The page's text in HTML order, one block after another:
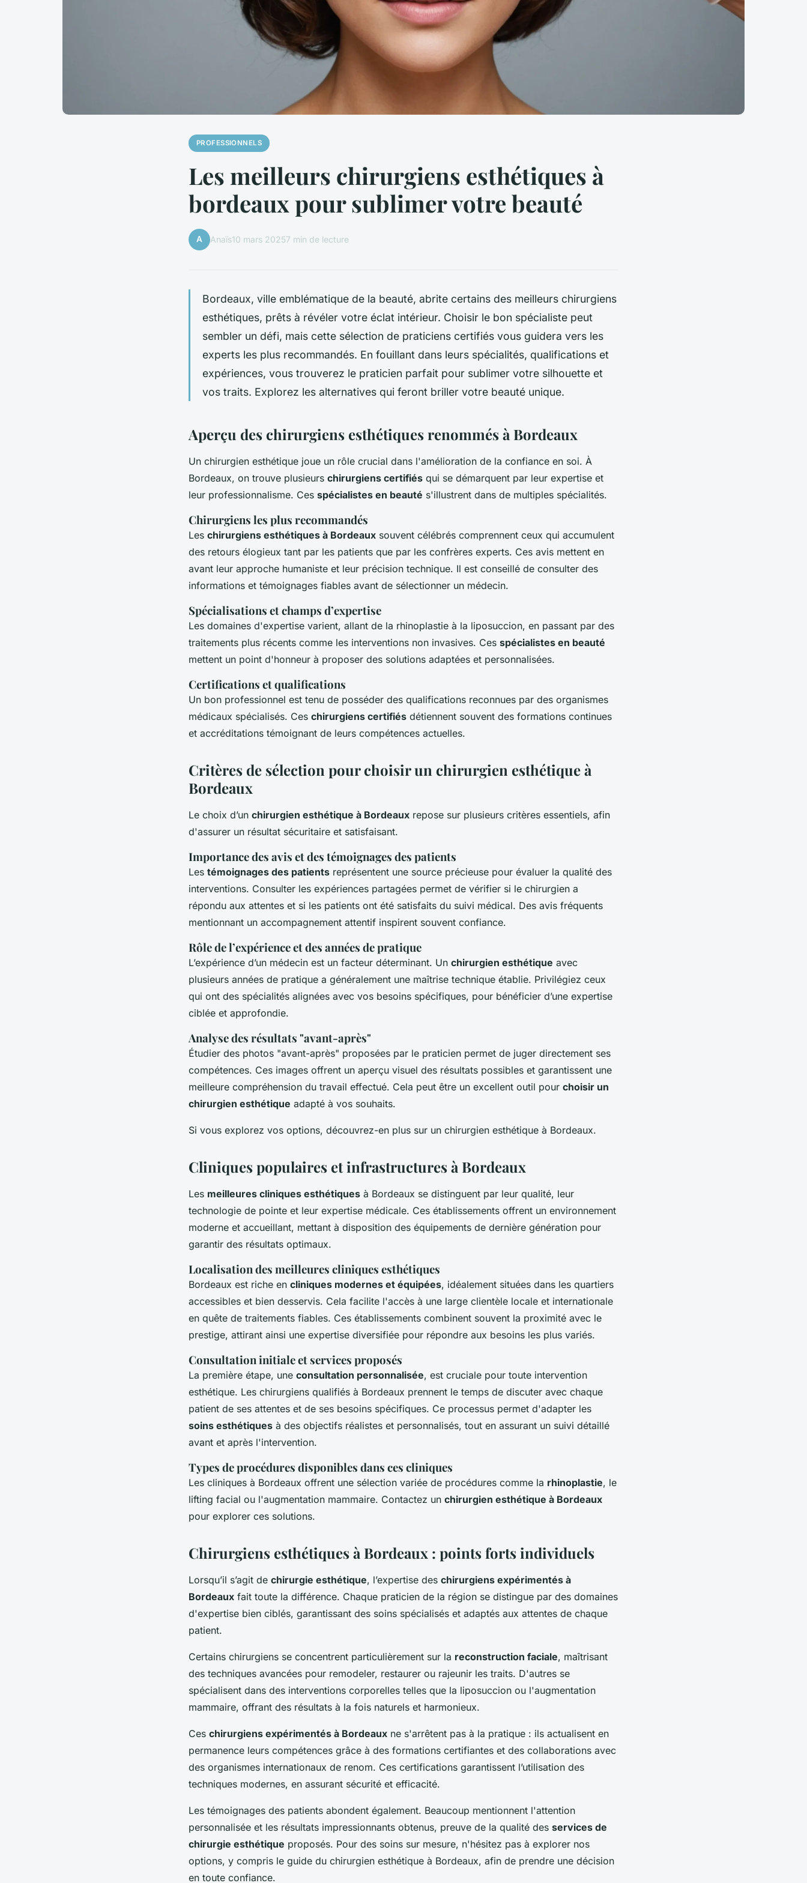
PROFESSIONNELS
Les meilleurs chirurgiens esthétiques à
bordeaux pour sublimer votre beauté
A Anaïs10 mars 20257 min de lecture
Bordeaux, ville emblématique de la beauté, abrite certains des meilleurs chirurgiens
esthétiques, prêts à révéler votre éclat intérieur. Choisir le bon spécialiste peut
sembler un défi, mais cette sélection de praticiens certifiés vous guidera vers les
experts les plus recommandés. En fouillant dans leurs spécialités, qualifications et
expériences, vous trouverez le praticien parfait pour sublimer votre silhouette et
vos traits. Explorez les alternatives qui feront briller votre beauté unique.
Aperçu des chirurgiens esthétiques renommés à Bordeaux
Un chirurgien esthétique joue un rôle crucial dans l'amélioration de la confiance en soi. À
Bordeaux, on trouve plusieurs chirurgiens certifiés qui se démarquent par leur expertise et
leur professionnalisme. Ces spécialistes en beauté s'illustrent dans de multiples spécialités.
Chirurgiens les plus recommandés
Les chirurgiens esthétiques à Bordeaux souvent célébrés comprennent ceux qui accumulent
des retours élogieux tant par les patients que par les confrères experts. Ces avis mettent en
avant leur approche humaniste et leur précision technique. Il est conseillé de consulter des
informations et témoignages fiables avant de sélectionner un médecin.
Spécialisations et champs d’expertise
Les domaines d'expertise varient, allant de la rhinoplastie à la liposuccion, en passant par des
traitements plus récents comme les interventions non invasives. Ces spécialistes en beauté
mettent un point d'honneur à proposer des solutions adaptées et personnalisées.
Certifications et qualifications
Un bon professionnel est tenu de posséder des qualifications reconnues par des organismes
médicaux spécialisés. Ces chirurgiens certifiés détiennent souvent des formations continues
et accréditations témoignant de leurs compétences actuelles.
Critères de sélection pour choisir un chirurgien esthétique à
Bordeaux
Le choix d’un chirurgien esthétique à Bordeaux repose sur plusieurs critères essentiels, afin
d'assurer un résultat sécuritaire et satisfaisant.
Importance des avis et des témoignages des patients
Les témoignages des patients représentent une source précieuse pour évaluer la qualité des
interventions. Consulter les expériences partagées permet de vérifier si le chirurgien a
répondu aux attentes et si les patients ont été satisfaits du suivi médical. Des avis fréquents
mentionnant un accompagnement attentif inspirent souvent confiance.
Rôle de l’expérience et des années de pratique
L’expérience d’un médecin est un facteur déterminant. Un chirurgien esthétique avec
plusieurs années de pratique a généralement une maîtrise technique établie. Privilégiez ceux
qui ont des spécialités alignées avec vos besoins spécifiques, pour bénéficier d’une expertise
ciblée et approfondie.
Analyse des résultats "avant-après"
Étudier des photos "avant-après" proposées par le praticien permet de juger directement ses
compétences. Ces images offrent un aperçu visuel des résultats possibles et garantissent une
meilleure compréhension du travail effectué. Cela peut être un excellent outil pour choisir un
chirurgien esthétique adapté à vos souhaits.
Si vous explorez vos options, découvrez-en plus sur un chirurgien esthétique à Bordeaux.
Cliniques populaires et infrastructures à Bordeaux
Les meilleures cliniques esthétiques à Bordeaux se distinguent par leur qualité, leur
technologie de pointe et leur expertise médicale. Ces établissements offrent un environnement
moderne et accueillant, mettant à disposition des équipements de dernière génération pour
garantir des résultats optimaux.
Localisation des meilleures cliniques esthétiques
Bordeaux est riche en cliniques modernes et équipées, idéalement situées dans les quartiers
accessibles et bien desservis. Cela facilite l'accès à une large clientèle locale et internationale
en quête de traitements fiables. Ces établissements combinent souvent la proximité avec le
prestige, attirant ainsi une expertise diversifiée pour répondre aux besoins les plus variés.
Consultation initiale et services proposés
La première étape, une consultation personnalisée, est cruciale pour toute intervention
esthétique. Les chirurgiens qualifiés à Bordeaux prennent le temps de discuter avec chaque
patient de ses attentes et de ses besoins spécifiques. Ce processus permet d'adapter les
soins esthétiques à des objectifs réalistes et personnalisés, tout en assurant un suivi détaillé
avant et après l'intervention.
Types de procédures disponibles dans ces cliniques
Les cliniques à Bordeaux offrent une sélection variée de procédures comme la rhinoplastie, le
lifting facial ou l'augmentation mammaire. Contactez un chirurgien esthétique à Bordeaux
pour explorer ces solutions.
Chirurgiens esthétiques à Bordeaux : points forts individuels
Lorsqu’il s’agit de chirurgie esthétique, l’expertise des chirurgiens expérimentés à
Bordeaux fait toute la différence. Chaque praticien de la région se distingue par des domaines
d'expertise bien ciblés, garantissant des soins spécialisés et adaptés aux attentes de chaque
patient.
Certains chirurgiens se concentrent particulièrement sur la reconstruction faciale, maîtrisant
des techniques avancées pour remodeler, restaurer ou rajeunir les traits. D'autres se
spécialisent dans des interventions corporelles telles que la liposuccion ou l'augmentation
mammaire, offrant des résultats à la fois naturels et harmonieux.
Ces chirurgiens expérimentés à Bordeaux ne s'arrêtent pas à la pratique : ils actualisent en
permanence leurs compétences grâce à des formations certifiantes et des collaborations avec
des organismes internationaux de renom. Ces certifications garantissent l’utilisation des
techniques modernes, en assurant sécurité et efficacité.
Les témoignages des patients abondent également. Beaucoup mentionnent l'attention
personnalisée et les résultats impressionnants obtenus, preuve de la qualité des services de
chirurgie esthétique proposés. Pour des soins sur mesure, n'hésitez pas à explorer nos
options, y compris le guide du chirurgien esthétique à Bordeaux, afin de prendre une décision
en toute confiance.